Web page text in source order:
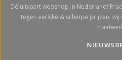
Dé uitvaart webshop in Nederland!
tegen eerlijke & scherpe prijzen.